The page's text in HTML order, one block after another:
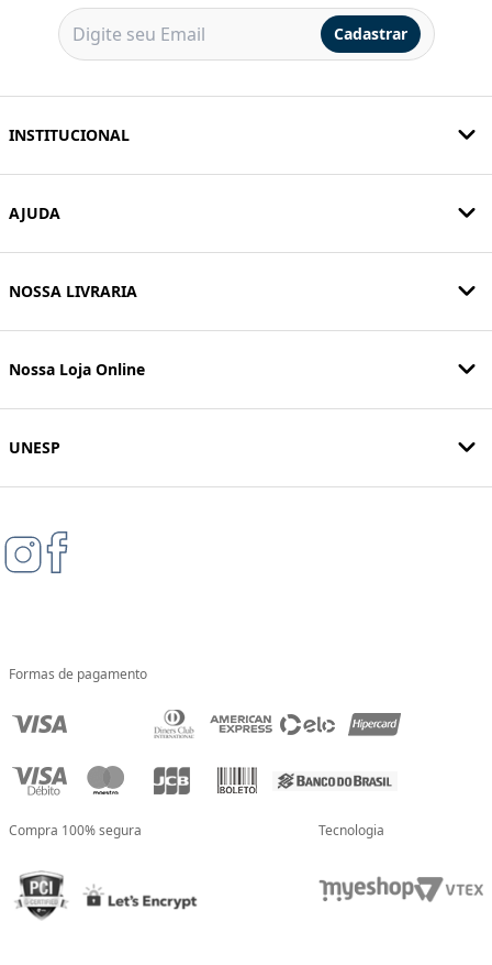
Cadastrar
INSTITUCIONAL
AJUDA
NOSSA LIVRARIA
Nossa Loja Online
UNESP
Formas de pagamento
Compra 100% segura Tecnologia